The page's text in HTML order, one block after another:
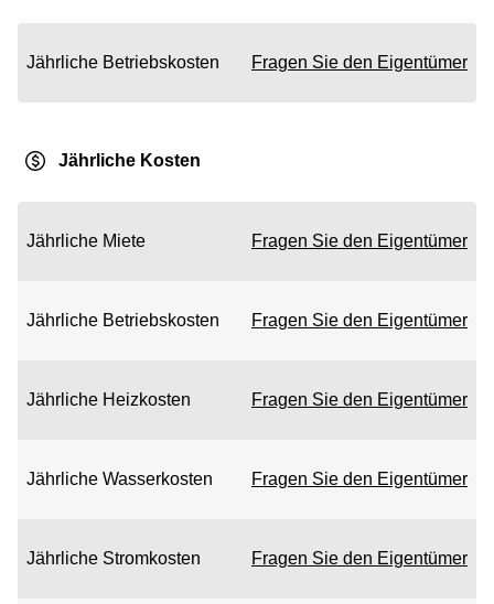
Jährliche Betriebskosten Fragen Sie den Eigentümer
Jährliche Kosten
Jährliche Miete Fragen Sie den Eigentümer
Jährliche Betriebskosten Fragen Sie den Eigentümer
Jährliche Heizkosten Fragen Sie den Eigentümer
Jährliche Wasserkosten Fragen Sie den Eigentümer
Jährliche Stromkosten Fragen Sie den Eigentümer